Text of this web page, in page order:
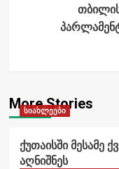
More Stories
სიახლეები
ქუთაისში მესამე
აღნიშნეს